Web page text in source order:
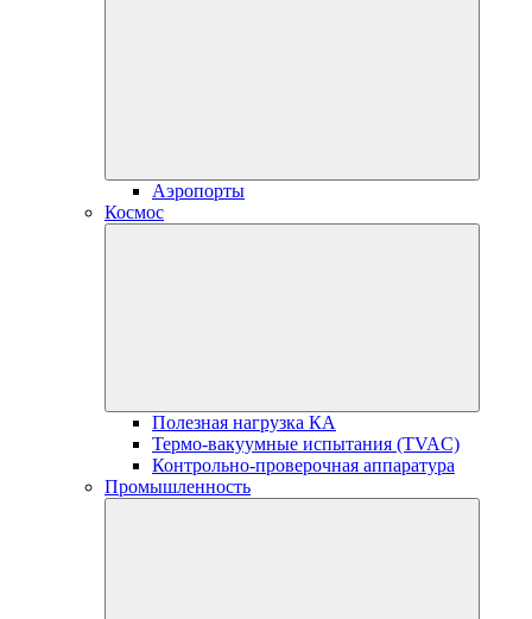
Аэропорты
Космос
Полезная нагрузка КА
Термо-вакуумные испытания (TVAC)
Контрольно-проверочная аппаратура
Промышленность